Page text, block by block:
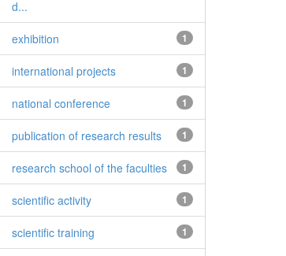
d...
1
exhibition
1
international projects
1
national conference
1
publication of research results
1
research school of the faculties
1
scientific activity
1
scientific training